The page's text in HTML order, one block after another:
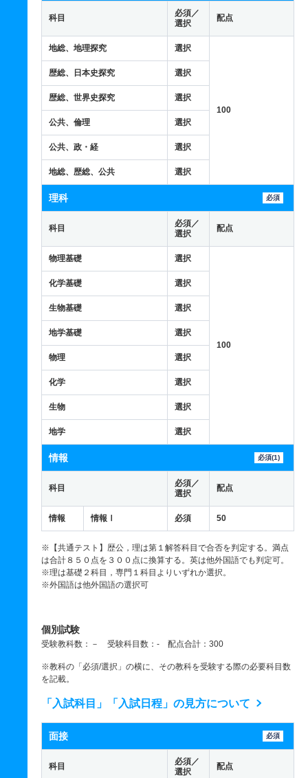
科目
必須／
選択
配点
地総、地理探究 選択
100
歴総、日本史探究 選択
歴総、世界史探究 選択
公共、倫理 選択
公共、政・経 選択
地総、歴総、公共 選択
理科 必須
科目
必須／
選択
配点
物理基礎 選択
100
化学基礎 選択
生物基礎 選択
地学基礎 選択
物理 選択
化学 選択
生物 選択
地学 選択
情報 必須(1)
科目
必須／
選択
配点
情報 情報Ⅰ 必須 50
※【共通テスト】歴公，理は第１解答科目で合否を判定する。満点
は合計８５０点を３００点に換算する。英は他外国語でも判定可。
※理は基礎２科目，専門１科目よりいずれか選択。
※外国語は他外国語の選択可
個別試験
受験教科数：－ 受験科目数：- 配点合計：300
※教科の「必須/選択」の横に、その教科を受験する際の必要科目数
を記載。
「入試科目」「入試日程」の見方について
面接 必須
科目
必須／
選択
配点